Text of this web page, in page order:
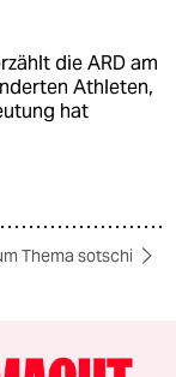
die ARD am
Athleten,
hat
Thema sotschi